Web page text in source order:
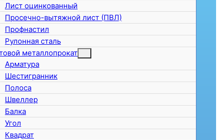
Лист оцинкованный
Просечно-вытяжной лист (ПВЛ)
Профнастил
Рулонная сталь
металлопрокат
Арматура
Шестигранник
Полоса
Швеллер
Балка
Угол
Квадрат